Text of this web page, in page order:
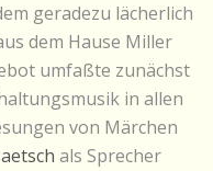
geradezu lächerlich
dem Hause Miller
umfaßte zunächst
in allen
von Märchen
als Sprecher